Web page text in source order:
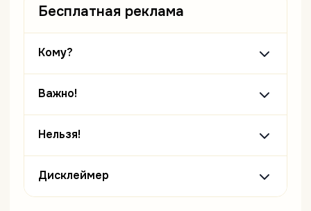
Бесплатная реклама
Кому?
Важно!
Нельзя!
Дисклеймер